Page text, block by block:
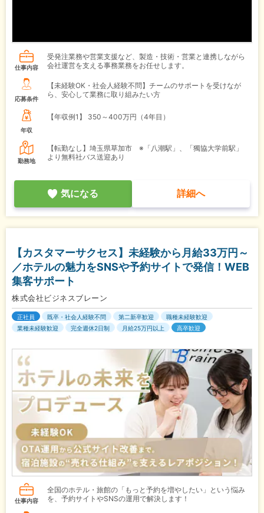
仕事内容
受発注業務や営業支援など、製造・技術・営業と連携しながら
会社運営を支える事務業務をお任せします。
応募条件
【未経験OK・社会人経験不問】チームのサポートを受けなが
ら、安心して業務に取り組みたい方
年収
【年収例1】 350～400万円（4年目）
勤務地
【転勤なし】埼玉県草加市 ※「八潮駅」、「獨協大学前駅」
より無料社バス送迎あり
気になる 詳細へ
【カスタマーサクセス】未経験から月給33万円～
／ホテルの魅力をSNSや予約サイトで発信！WEB
集客サポート
株式会社ビジネスブレーン
正社員 既卒・社会人経験不問 第二新卒歓迎
職種未経験歓迎
業種未経験歓迎
完全週休2日制 月給25万円以上 高卒歓迎
仕事内容
全国のホテル・旅館の「もっと予約を増やしたい」という悩み
を、予約サイトやSNSの運用で解決します！